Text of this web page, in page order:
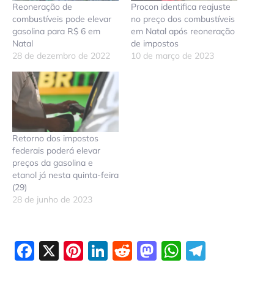
Reoneração de
combustíveis pode elevar
gasolina para R$ 6 em
Natal
28 de dezembro de 2022
Procon identifica reajuste
no preço dos combustíveis
em Natal após reoneração
de impostos
10 de março de 2023
Retorno dos impostos
federais poderá elevar
preços da gasolina e
etanol já nesta quinta-feira
(29)
28 de junho de 2023
Facebook
X Pinterest
LinkedIn
Reddit
Mastodon